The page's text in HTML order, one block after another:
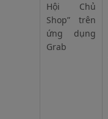
Hội Chủ
Shop” trên
ứng dụng
Grab